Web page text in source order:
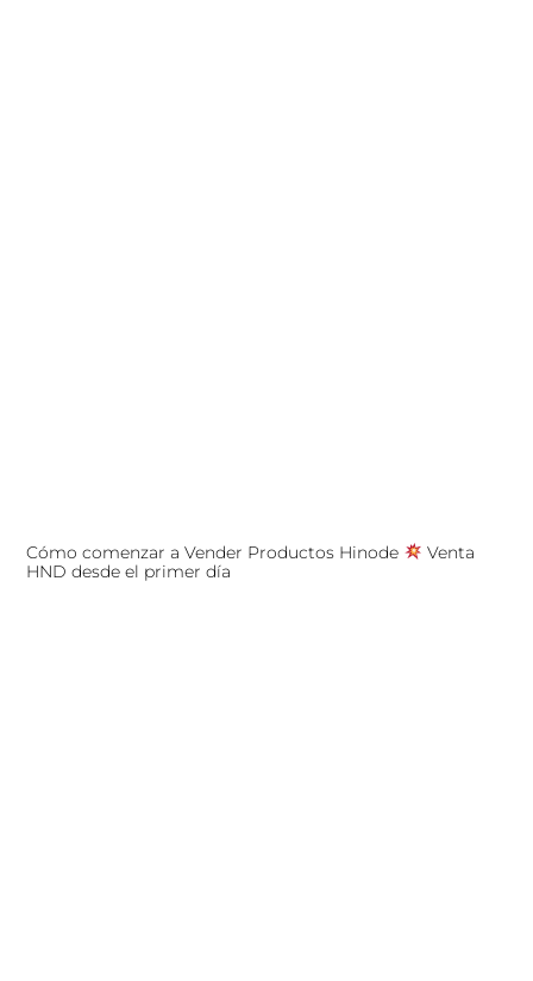
Cómo comenzar a Vender Productos Hinode
Venta
HND desde el primer día